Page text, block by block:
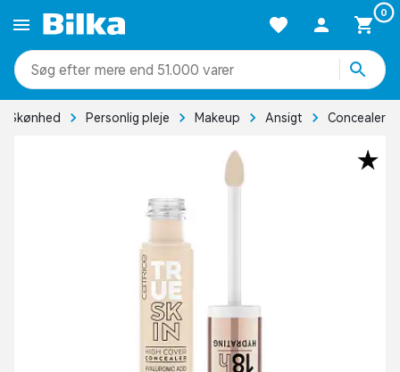
0
mere end 51.000 varer
Skønhed Personlig pleje Makeup Ansigt Concealer